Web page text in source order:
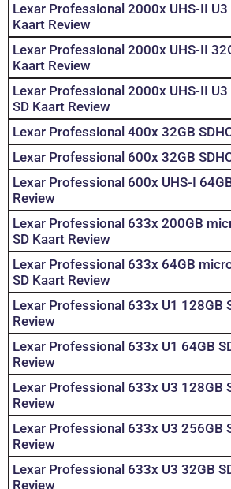
Lexar Professional 2000x UHS-II U3
Kaart Review
Lexar Professional 2000x UHS-II
Kaart Review
Lexar Professional 2000x UHS-II U3
SD Kaart Review
Lexar Professional 400x 32GB
Lexar Professional 600x 32GB
Lexar Professional 600x UHS-I
Review
Lexar Professional 633x 200GB
SD Kaart Review
Lexar Professional 633x 64GB
SD Kaart Review
Lexar Professional 633x U1 128GB
Review
Lexar Professional 633x U1 64GB
Review
Lexar Professional 633x U3 128GB
Review
Lexar Professional 633x U3 256GB
Review
Lexar Professional 633x U3 32GB
Review